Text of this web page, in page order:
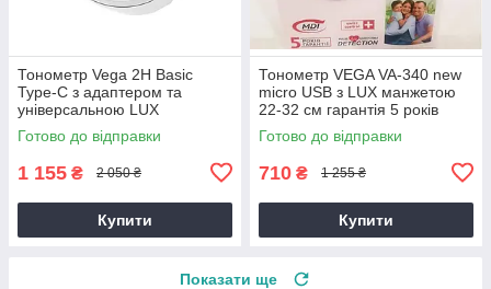
Тонометр Vega 2H Basic
Type-C з адаптером та
універсальною LUX
манжетою 22-42см на плече
гарантія 5 років
Готово до відправки
1 155 ₴ 2 050 ₴
Купити
Тонометр VEGA VA-340 new
micro USB з LUX манжетою
22-32 см гарантія 5 років
Готово до відправки
710 ₴ 1 255 ₴
Купити
Показати ще